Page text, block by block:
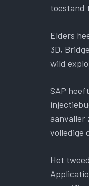
toestand
Elders
3D,
wild
SAP
aanvaller
volledige
Het